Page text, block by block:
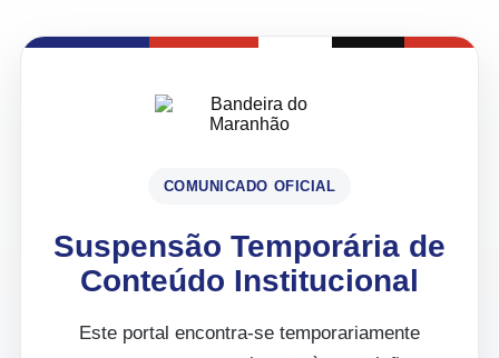
COMUNICADO OFICIAL
Suspensão Temporária de
Conteúdo Institucional
Este portal encontra-se temporariamente